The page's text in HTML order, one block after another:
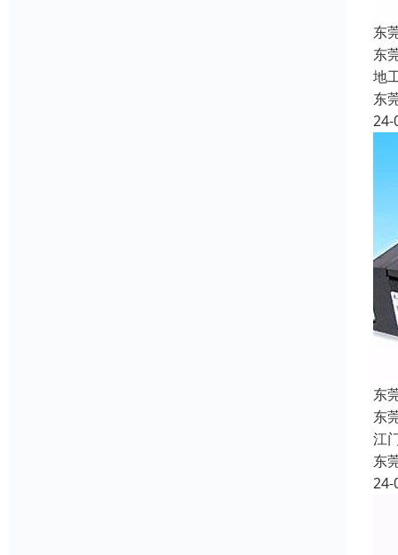
东
东
地
东
24-
东
东
江
东
24-